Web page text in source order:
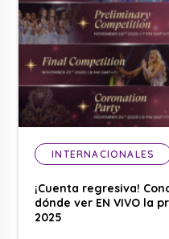
INTERNACIONALES
¡Cuenta regresiva!
dónde ver EN VIVO la
2025